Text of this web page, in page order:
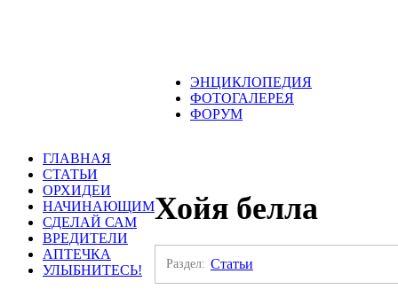
ЭНЦИКЛОПЕДИЯ
ФОТОГАЛЕРЕЯ
ФОРУМ
ГЛАВНАЯ
СТАТЬИ
ОРХИДЕИ
НАЧИНАЮЩИМ
СДЕЛАЙ САМ
ВРЕДИТЕЛИ
АПТЕЧКА
УЛЫБНИТЕСЬ!
Хойя белла
Раздел: Статьи